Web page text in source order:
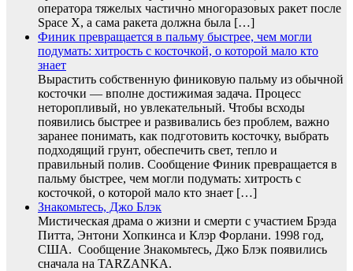
оператора тяжелых частично многоразовых ракет после
Space X, а сама ракета должна была […]
Финик превращается в пальму быстрее, чем могли
подумать: хитрость с косточкой, о которой мало кто
знает
Вырастить собственную финиковую пальму из обычной
косточки — вполне достижимая задача. Процесс
неторопливый, но увлекательный. Чтобы всходы
появились быстрее и развивались без проблем, важно
заранее понимать, как подготовить косточку, выбрать
подходящий грунт, обеспечить свет, тепло и
правильный полив. Сообщение Финик превращается в
пальму быстрее, чем могли подумать: хитрость с
косточкой, о которой мало кто знает […]
Знакомьтесь, Джо Блэк
Мистическая драма о жизни и смерти с участием Брэда
Питта, Энтони Хопкинса и Клэр Форлани. 1998 год,
США. Сообщение Знакомьтесь, Джо Блэк появились
сначала на TARZANKA.